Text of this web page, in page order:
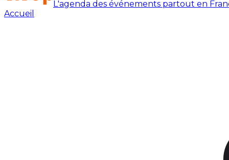
L'agenda des événements partout en
Accueil